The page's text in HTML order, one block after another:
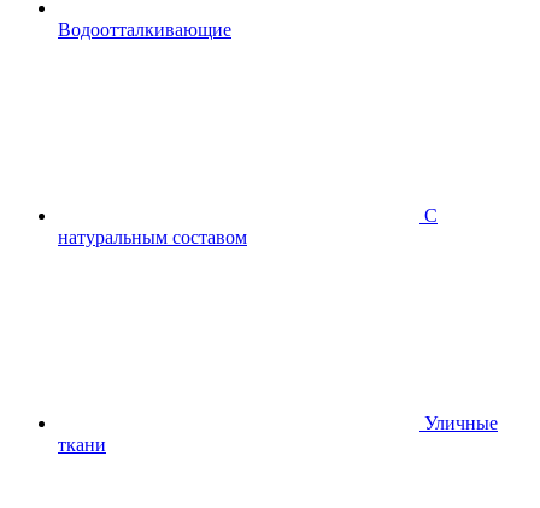
Водоотталкивающие
С
натуральным составом
Уличные
ткани